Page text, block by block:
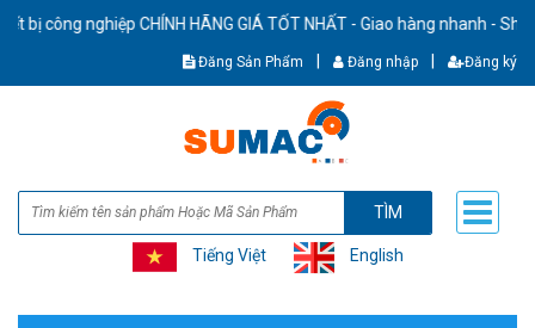
nghiệp CHÍNH HÃNG GIÁ TỐT NHẤT - Giao hàng nhanh - Ship cod
Đăng Sản Phẩm Đăng nhập Đăng ký
TÌM
Tiếng Việt English